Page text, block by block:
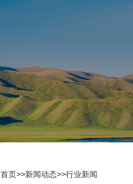
首页>>新闻动态>>行业新闻